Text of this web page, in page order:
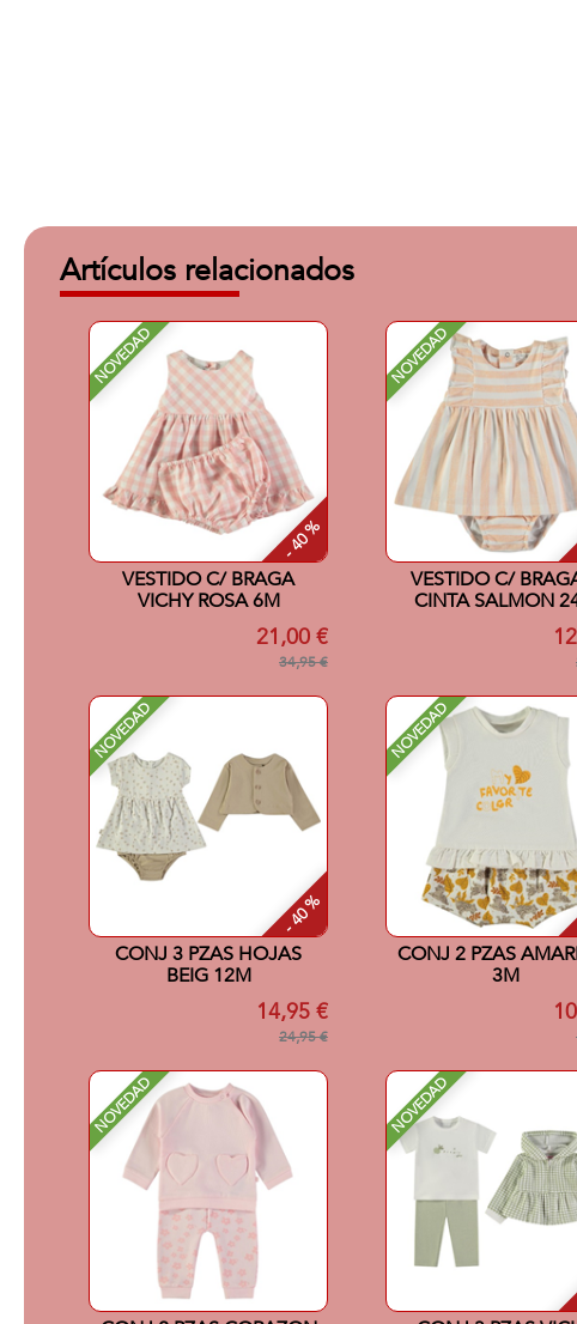
Artículos relacionados
NOVEDAD
- 40 %
VESTIDO C/ BRAGA
VICHY ROSA 6M
21,00 €
34,95 €
NOVEDAD
VESTIDO C/
CINTA SALMON
NOVEDAD
- 40 %
CONJ 3 PZAS HOJAS
BEIG 12M
14,95 €
24,95 €
NOVEDAD
CONJ 2 PZAS
3M
NOVEDAD NOVEDAD